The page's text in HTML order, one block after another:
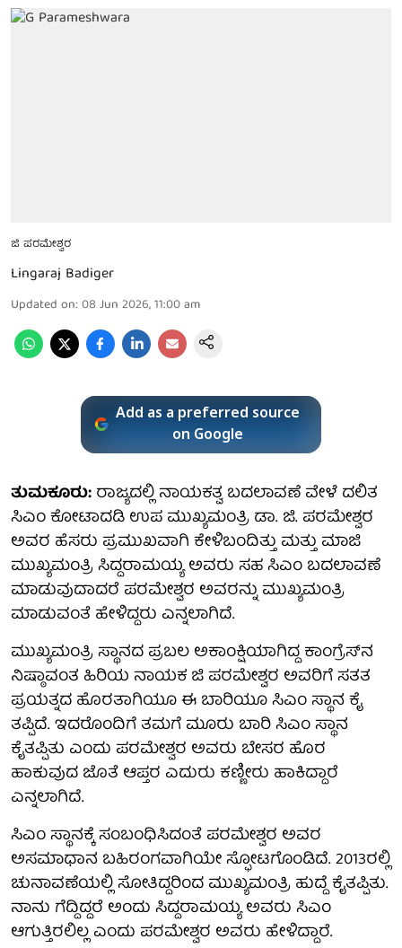
ಜಿ ಪರಮೇಶ್ವರ
Lingaraj Badiger
Updated on: 08 Jun 2026, 11:00 am
Add as a preferred source
on Google
ತುಮಕೂರು:ರಾಜ್ಯದಲ್ಲಿ ನಾಯಕತ್ವ ಬದಲಾವಣೆ ವೇಳೆ ದಲಿತ
ಸಿಎಂ ಕೋಟಾದಡಿ ಉಪ ಮುಖ್ಯಮಂತ್ರಿ ಡಾ. ಜಿ. ಪರಮೇಶ್ವರ
ಅವರ ಹೆಸರು ಪ್ರಮುಖವಾಗಿ ಕೇಳಿಬಂದಿತ್ತು ಮತ್ತು ಮಾಜಿ
ಮುಖ್ಯಮಂತ್ರಿ ಸಿದ್ದರಾಮಯ್ಯ ಅವರು ಸಹ ಸಿಎಂ ಬದಲಾವಣೆ
ಮಾಡುವುದಾದರೆ ಪರಮೇಶ್ವರ ಅವರನ್ನು ಮುಖ್ಯಮಂತ್ರಿ
ಮಾಡುವಂತೆ ಹೇಳಿದ್ದರು ಎನ್ನಲಾಗಿದೆ.
ಮುಖ್ಯಮಂತ್ರಿ ಸ್ಥಾನದ ಪ್ರಬಲ ಅಕಾಂಕ್ಷಿಯಾಗಿದ್ದ ಕಾಂಗ್ರೆಸ್​​ನ
ನಿಷ್ಠಾವಂತ ಹಿರಿಯ ನಾಯಕ ಜಿ ಪರಮೇಶ್ವರ ಅವರಿಗೆ ಸತತ
ಪ್ರಯತ್ನದ ಹೊರತಾಗಿಯೂ ಈ ಬಾರಿಯೂ ಸಿಎಂ ಸ್ಥಾನ ಕೈ
ತಪ್ಪಿದೆ. ಇದರೊಂದಿಗೆ ತಮಗೆ ಮೂರು ಬಾರಿ ಸಿಎಂ ಸ್ಥಾನ
ಕೈತಪ್ಪಿತು ಎಂದು ಪರಮೇಶ್ವರ​​ ಅವರು ಬೇಸರ ಹೊರ
ಹಾಕುವುದ ಜೊತೆ ಆಪ್ತರ ಎದುರು ಕಣ್ಣೀರು ಹಾಕಿದ್ದಾರೆ
ಎನ್ನಲಾಗಿದೆ.
ಸಿಎಂ ಸ್ಥಾನಕ್ಕೆ ಸಂಬಂಧಿಸಿದಂತೆ ಪರಮೇಶ್ವರ ಅವರ​
ಅಸಮಾಧಾನ ಬಹಿರಂಗವಾಗಿಯೇ ಸ್ಫೋಟಗೊಂಡಿದೆ. 2013ರಲ್ಲಿ
ಚುನಾವಣೆಯಲ್ಲಿ ಸೋತಿದ್ದರಿಂದ ಮುಖ್ಯಮಂತ್ರಿ ಹುದ್ದೆ ಕೈತಪ್ಪಿತು.
ನಾನು ಗೆದ್ದಿದ್ದರೆ ಅಂದು ಸಿದ್ದರಾಮಯ್ಯ ಅವರು ಸಿಎಂ
ಆಗುತ್ತಿರಲಿಲ್ಲ ಎಂದು ಪರಮೇಶ್ವರ ಅವರು ಹೇಳಿದ್ದಾರೆ.